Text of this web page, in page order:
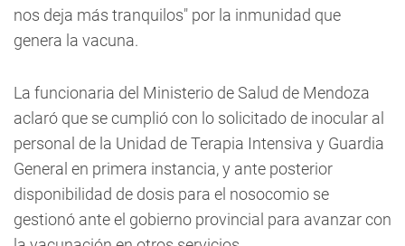
nos deja más tranquilos" por la inmunidad que
genera la vacuna.
La funcionaria del Ministerio de Salud de Mendoza
aclaró que se cumplió con lo solicitado de inocular al
personal de la Unidad de Terapia Intensiva y Guardia
General en primera instancia, y ante posterior
disponibilidad de dosis para el nosocomio se
gestionó ante el gobierno provincial para avanzar con